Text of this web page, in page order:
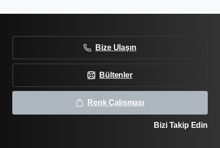
Bize Ulaşın
Bültenler
Renk Çalışması
Bizi Takip Edin